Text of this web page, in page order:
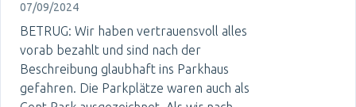
07/09/2024
BETRUG: Wir haben vertrauensvoll alles
vorab bezahlt und sind nach der
Beschreibung glaubhaft ins Parkhaus
gefahren. Die Parkplätze waren auch als